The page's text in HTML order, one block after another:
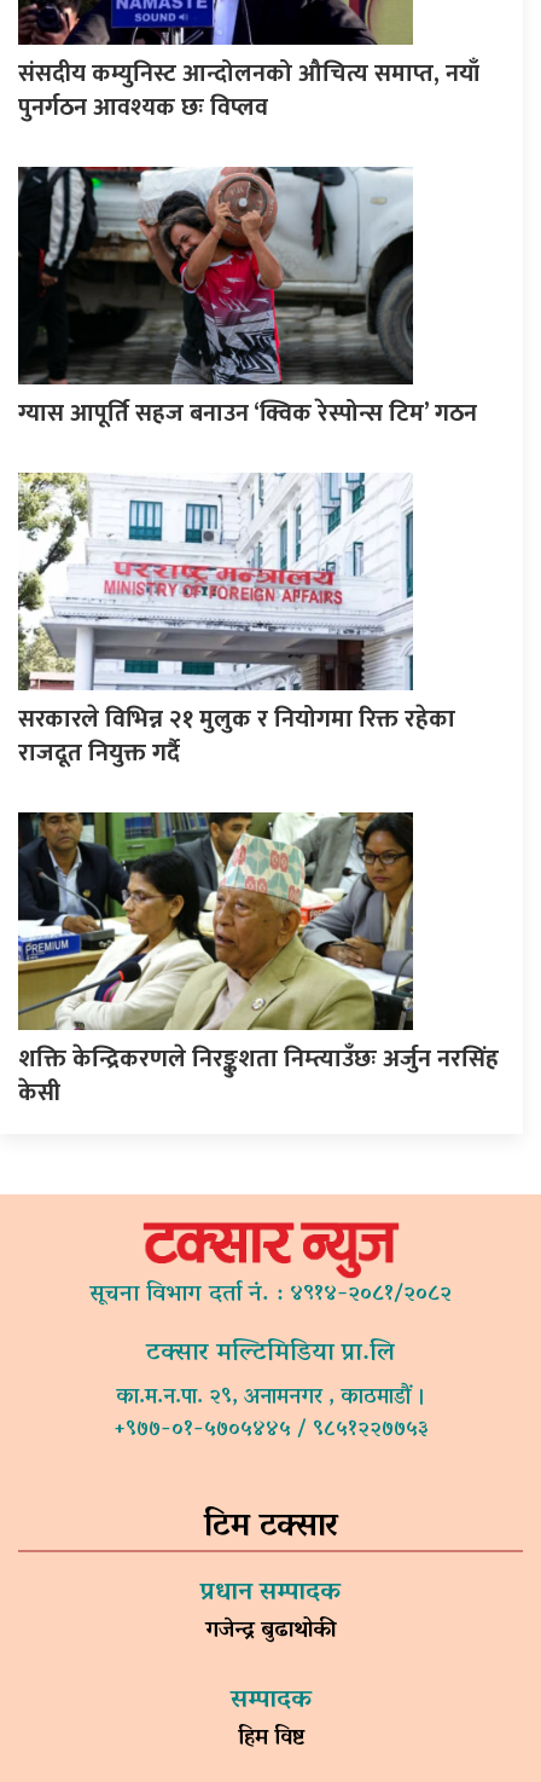
संसदीय कम्युनिस्ट आन्दोलनको औचित्य समाप्त, नयाँ
पुनर्गठन आवश्यक छः विप्लव
ग्यास आपूर्ति सहज बनाउन ‘क्विक रेस्पोन्स टिम’ गठन
सरकारले विभिन्न २१ मुलुक र नियोगमा रिक्त रहेका
राजदूत नियुक्त गर्दै
शक्ति केन्द्रिकरणले निरङ्कुशता निम्त्याउँछः अर्जुन नरसिंह
केसी
सूचना विभाग दर्ता नं. : ४९१४-२०८१/२०८२
टक्सार मल्टिमिडिया प्रा.लि
का.म.न.पा. २९, अनामनगर , काठमाडौं ।
+९७७-०१-५७०५४४५ / ९८५१२२७७५३
टिम टक्सार
प्रधान सम्पादक
गजेन्द्र बुढाथोकी
सम्पादक
हिम विष्ट